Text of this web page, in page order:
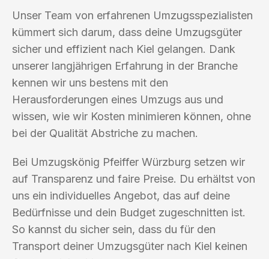
Unser Team von erfahrenen Umzugsspezialisten
kümmert sich darum, dass deine Umzugsgüter
sicher und effizient nach Kiel gelangen. Dank
unserer langjährigen Erfahrung in der Branche
kennen wir uns bestens mit den
Herausforderungen eines Umzugs aus und
wissen, wie wir Kosten minimieren können, ohne
bei der Qualität Abstriche zu machen.
Bei Umzugskönig Pfeiffer Würzburg setzen wir
auf Transparenz und faire Preise. Du erhältst von
uns ein individuelles Angebot, das auf deine
Bedürfnisse und dein Budget zugeschnitten ist.
So kannst du sicher sein, dass du für den
Transport deiner Umzugsgüter nach Kiel keinen